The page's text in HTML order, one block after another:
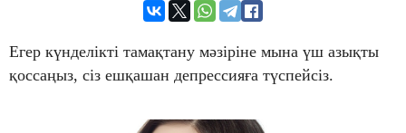
Егер күнделікті тамақтану мәзіріне мына үш азықты
қоссаңыз, сіз ешқашан депрессияға түспейсіз.